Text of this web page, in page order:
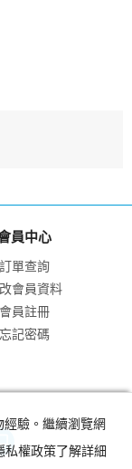
員中心
訂單查詢
會員資料
會員註冊
忘記密碼
驗。繼續瀏覽網
權政策了解詳細